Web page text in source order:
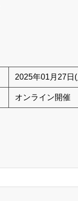
2025年01月27日
オンライン開催